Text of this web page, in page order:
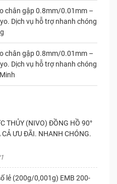
chân gập 0.8mm/0.01mm –
Dịch vụ hỗ trợ nhanh chóng
chân gập 0.8mm/0.01mm –
Dịch vụ hỗ trợ nhanh chóng
THỦY (NIVO) ĐỒNG HỒ 90°
ƯU ĐÃI. NHANH CHÓNG.
lẻ (200g/0,001g) EMB 200-